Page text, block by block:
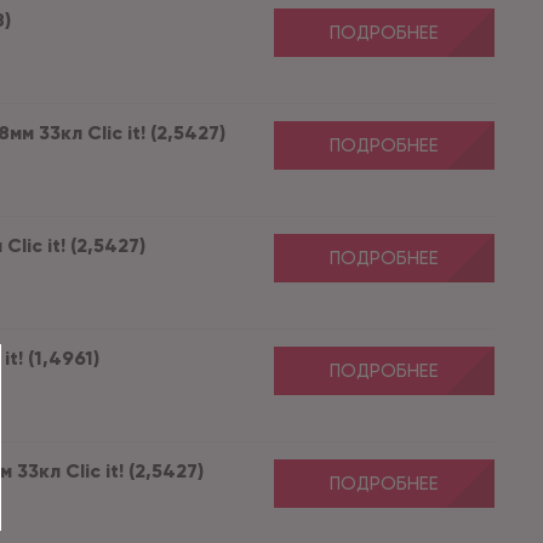
ПОДРОБНЕЕ
33кл Clic it! (2,5427)
ПОДРОБНЕЕ
Clic it! (2,5427)
ПОДРОБНЕЕ
(1,4961)
ПОДРОБНЕЕ
33кл Clic it! (2,5427)
ПОДРОБНЕЕ